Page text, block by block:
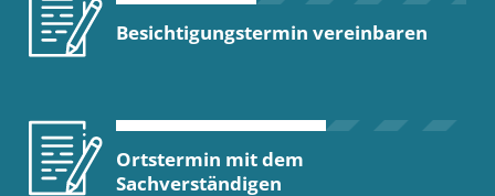
Besichtigungstermin vereinbaren
Ortstermin mit dem
Sachverständigen